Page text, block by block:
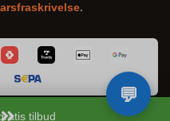
tilbud
.